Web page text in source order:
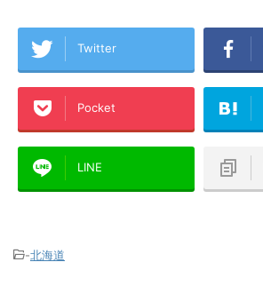
Twitter
Pocket
LINE
-北海道